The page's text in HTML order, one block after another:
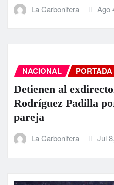
La Carbonifera Ago
NACIONAL PORTADA
Detienen al
Rodríguez Padilla
pareja
La Carbonifera Jul